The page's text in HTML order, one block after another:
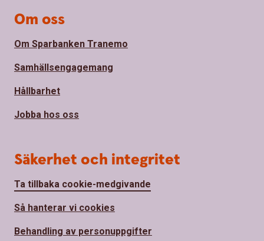
Om oss
Om Sparbanken Tranemo
Samhällsengagemang
Hållbarhet
Jobba hos oss
Säkerhet och integritet
Ta tillbaka cookie-medgivande
Så hanterar vi cookies
Behandling av personuppgifter